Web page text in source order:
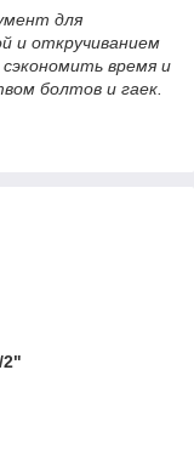
для
и откручиванием
время и
болтов и гаек.
2"